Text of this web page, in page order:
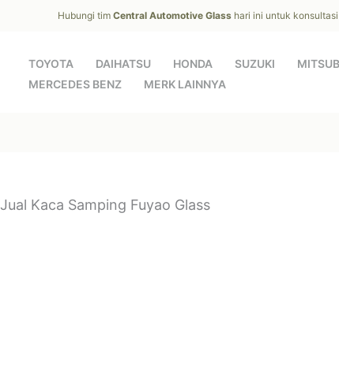
Hubungi tim Central Automotive Glass hari ini untuk
TOYOTA DAIHATSU HONDA SUZUKI
MERCEDES BENZ
MERK LAINNYA
Jual Kaca Samping Fuyao Glass